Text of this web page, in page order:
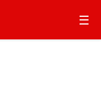
☰